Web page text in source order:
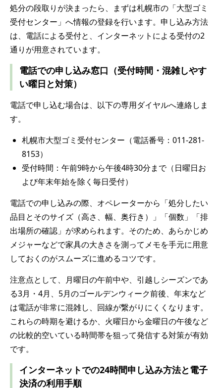
処分の段取りが決まったら、まずは札幌市の「大型ゴミ
受付センター」へ情報の登録を行います。申し込み方法
は、電話による受付と、インターネットによる受付の2
通りが用意されています。
電話での申し込み窓口（受付時間・混雑しやす
い曜日と対策）
電話で申し込む場合は、以下の専用ダイヤルへ連絡しま
す。
札幌市大型ゴミ受付センター（電話番号：011-281-
8153）
受付時間：午前9時から午後4時30分まで（日曜日お
よび年末年始を除く毎日受付）
電話での申し込みの際、オペレーターから「処分したい
品目とそのサイズ（高さ、幅、奥行き）」「個数」「排
出場所の確認」が求められます。そのため、あらかじめ
メジャーなどで家具の大きさを測ってメモを手元に用意
しておくのがスムーズに進めるコツです。
注意点として、月曜日の午前中や、引越しシーズンであ
る3月・4月、5月のゴールデンウィーク前後、年末など
は電話が非常に混雑し、回線が繋がりにくくなります。
これらの時期を避けるか、火曜日から金曜日の午後など
の比較的空いている時間帯を狙って発信する対策が有効
です。
インターネットでの24時間申し込み方法と電子
決済の利用手順